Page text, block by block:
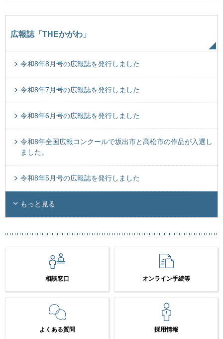
広報誌「THEかがわ」
令和8年8月号の広報誌を発行しました
令和8年7月号の広報誌を発行しました
令和8年6月号の広報誌を発行しました
令和8年全国広報コンクールで坂出市と高松市の作品が入選し
ました。
令和8年5月号の広報誌を発行しました
もっと見る
相談窓口 オンライン手続等
よくある質問 採用情報